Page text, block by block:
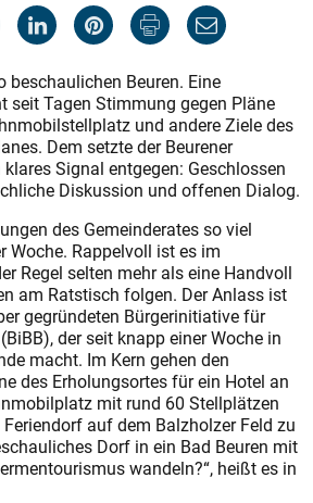
beschaulichen Beuren. Eine
seit Tagen Stimmung gegen Pläne
und andere Ziele des
Dem setzte der Beurener
Signal entgegen: Geschlossen
Diskussion und offenen Dialog.
des Gemeinderates so viel
Woche. Rappelvoll ist es im
Regel selten mehr als eine Handvoll
am Ratstisch folgen. Der Anlass ist
gegründeten Bürgerinitiative für
der seit knapp einer Woche in
macht. Im Kern gehen den
des Erholungsortes für ein Hotel an
mit rund 60 Stellplätzen
auf dem Balzholzer Feld zu
Dorf in ein Bad Beuren mit
wandeln?“, heißt es in